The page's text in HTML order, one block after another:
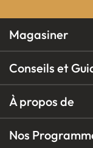
Magasiner
Conseils et
À propos de
Nos